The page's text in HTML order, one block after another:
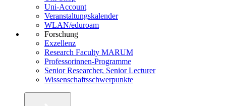
Uni-Account
Veranstaltungskalender
WLAN/eduroam
Forschung
Exzellenz
Research Faculty MARUM
Professorinnen-Programme
Senior Researcher, Senior Lecturer
Wissenschaftsschwerpunkte